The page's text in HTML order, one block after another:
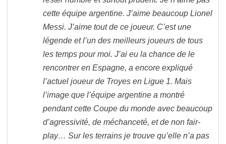
cette équipe argentine. J’aime beaucoup Lionel
Messi. J’aime tout de ce joueur. C’est une
légende et l’un des meilleurs joueurs de tous
les temps pour moi. J’ai eu la chance de le
rencontrer en Espagne, a encore expliqué
l’actuel joueur de Troyes en Ligue 1. Mais
l’image que l’équipe argentine a montré
pendant cette Coupe du monde avec beaucoup
d’agressivité, de méchanceté, et de non fair-
play… Sur les terrains je trouve qu’elle n’a pas